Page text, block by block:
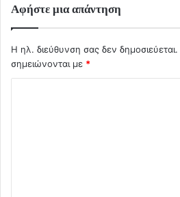
Αφήστε μια απάντηση
Η ηλ. διεύθυνση σας δεν δημοσιεύεται.
σημειώνονται με *